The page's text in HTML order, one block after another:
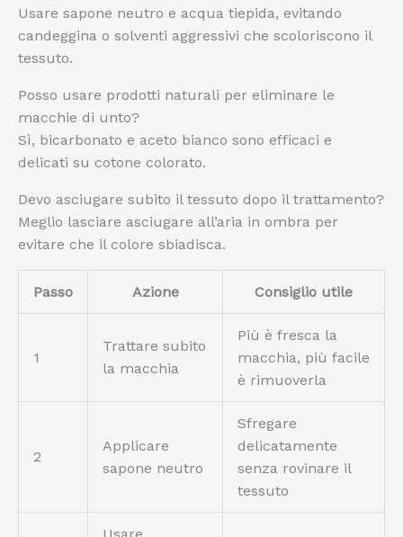
Usare sapone neutro e acqua tiepida, evitando
candeggina o solventi aggressivi che scoloriscono il
tessuto.
Posso usare prodotti naturali per eliminare le
macchie di unto?
Sì, bicarbonato e aceto bianco sono efficaci e
delicati su cotone colorato.
Devo asciugare subito il tessuto dopo il trattamento?
Meglio lasciare asciugare all’aria in ombra per
evitare che il colore sbiadisca.
Passo Azione Consiglio utile
1
Trattare subito
la macchia
Più è fresca la
macchia, più facile
è rimuoverla
2
Applicare
sapone neutro
Sfregare
delicatamente
senza rovinare il
tessuto